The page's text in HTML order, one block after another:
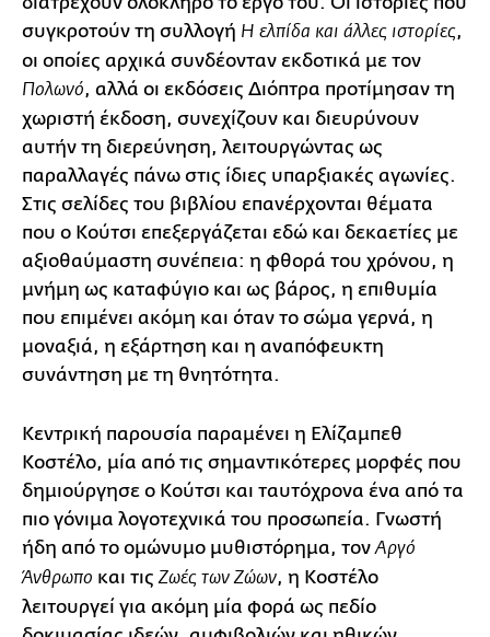
συγκροτούν τη συλλογή Η ελπίδα και άλλες ιστορίες,
οι οποίες αρχικά συνδέονταν εκδοτικά με τον
Πολωνό, αλλά οι εκδόσεις Διόπτρα προτίμησαν τη
χωριστή έκδοση, συνεχίζουν και διευρύνουν
αυτήν τη διερεύνηση, λειτουργώντας ως
παραλλαγές πάνω στις ίδιες υπαρξιακές αγωνίες.
Στις σελίδες του βιβλίου επανέρχονται θέματα
που ο Κούτσι επεξεργάζεται εδώ και δεκαετίες με
αξιοθαύμαστη συνέπεια: η φθορά του χρόνου, η
μνήμη ως καταφύγιο και ως βάρος, η επιθυμία
που επιμένει ακόμη και όταν το σώμα γερνά, η
μοναξιά, η εξάρτηση και η αναπόφευκτη
συνάντηση με τη θνητότητα.
Κεντρική παρουσία παραμένει η Ελίζαμπεθ
Κοστέλο, μία από τις σημαντικότερες μορφές που
δημιούργησε ο Κούτσι και ταυτόχρονα ένα από τα
πιο γόνιμα λογοτεχνικά του προσωπεία. Γνωστή
ήδη από το ομώνυμο μυθιστόρημα, τον Αργό
Άνθρωπο και τις Ζωές των Ζώων, η Κοστέλο
λειτουργεί για ακόμη μία φορά ως πεδίο